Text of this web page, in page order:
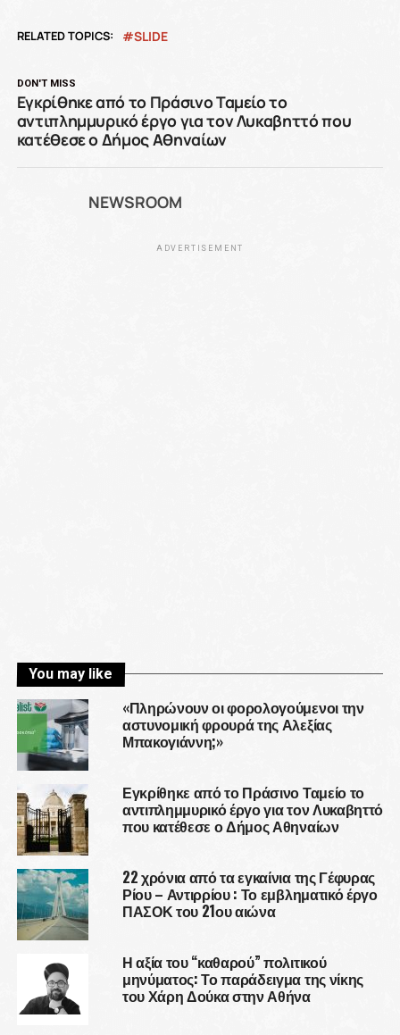
RELATED TOPICS: SLIDE
DON'T MISS
Εγκρίθηκε από το Πράσινο Ταμείο το
αντιπλημμυρικό έργο για τον Λυκαβηττό που
κατέθεσε ο Δήμος Αθηναίων
NEWSROOM
ADVERTISEMENT
You may like
«Πληρώνουν οι φορολογούμενοι την
αστυνομική φρουρά της Αλεξίας
Μπακογιάννη;»
Εγκρίθηκε από το Πράσινο Ταμείο το
αντιπλημμυρικό έργο για τον Λυκαβηττό
που κατέθεσε ο Δήμος Αθηναίων
22 χρόνια από τα εγκαίνια της Γέφυρας
Ρίου – Αντιρρίου : Το εμβληματικό έργο
ΠΑΣΟΚ του 21ου αιώνα
Η αξία του “καθαρού” πολιτικού
μηνύματος: Το παράδειγμα της νίκης
του Χάρη Δούκα στην Αθήνα